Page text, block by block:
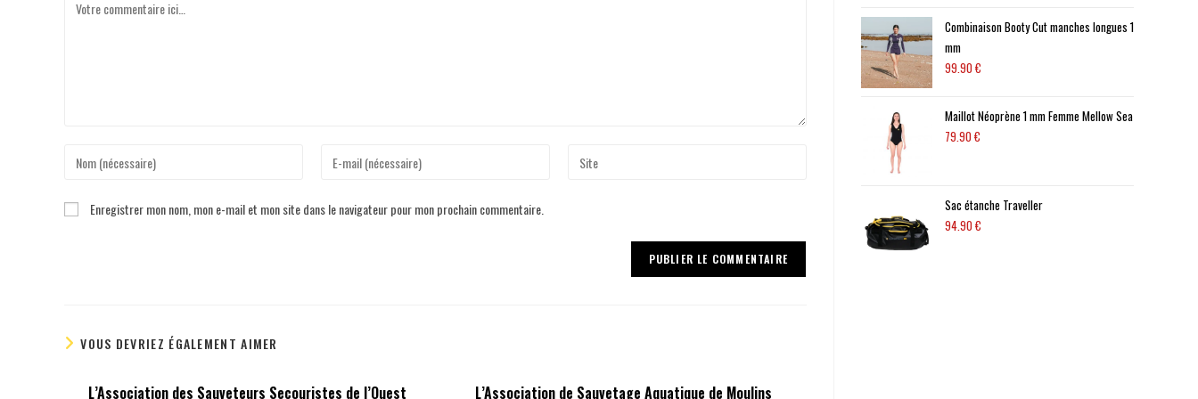
Enregistrer mon nom, mon e-mail et mon site dans le navigateur pour mon prochain commentaire.
VOUS DEVRIEZ ÉGALEMENT AIMER
L’Association des Sauveteurs Secouristes de l’Ouest L’Association de Sauvetage Aquatique de Moulins
Combinaison Booty Cut manches longues 1
mm
99.90 €
Maillot Néoprène 1 mm Femme Mellow Sea
79.90 €
Sac étanche Traveller
94.90 €